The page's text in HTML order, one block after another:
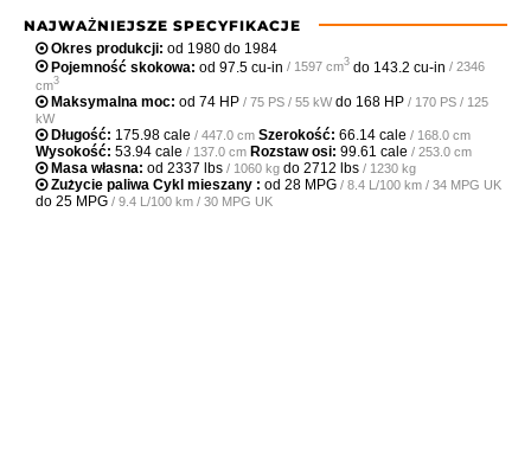
NAJWAŻNIEJSZE SPECYFIKACJE
Okres produkcji: od 1980 do 1984
Pojemność skokowa: od 97.5 cu-in / 1597 cm3 do 143.2 cu-in / 2346
cm3
Maksymalna moc: od 74 HP / 75 PS / 55 kWdo 168 HP / 170 PS / 125
kW
Długość: 175.98 cale / 447.0 cm Szerokość: 66.14 cale / 168.0 cm
Wysokość: 53.94 cale / 137.0 cm Rozstaw osi: 99.61 cale / 253.0 cm
Masa własna: od 2337 lbs / 1060 kg do 2712 lbs / 1230 kg
Zużycie paliwa Cykl mieszany : od 28 MPG / 8.4 L/100 km / 34 MPG UK
do 25 MPG / 9.4 L/100 km / 30 MPG UK